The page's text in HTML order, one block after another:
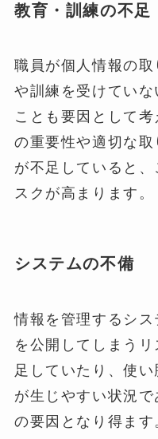
教育・訓練の不足
職員が個人情報の
や訓練を受けてい
ことも要因として
の重要性や適切な
が不足していると
スクが高まります。
システムの不備
情報を管理するシ
を公開してしまう
足していたり、使
が生じやすい状況
の要因となり得ます